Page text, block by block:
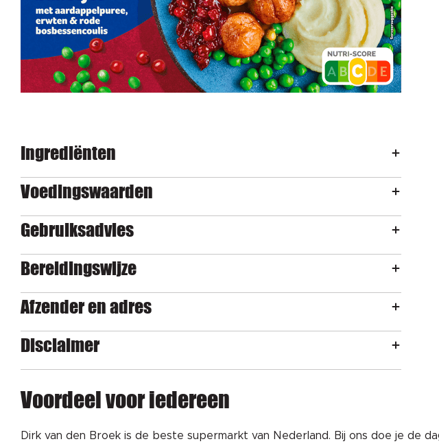
Ingrediënten
Voedingswaarden
Gebruiksadvies
Bereidingswijze
Afzender en adres
Disclaimer
Voordeel voor iedereen
Dirk van den Broek is de beste supermarkt van Nederland. Bij ons doe je de